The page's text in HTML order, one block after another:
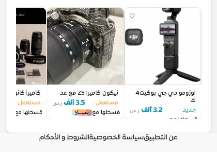
اوزومو دي جي بوكيت4
ك
جديد
3.2 ألف ر.س
قسطها مع
نيكون كاميرا Z5 مع عد
مستعمل
3.5 ألف ر.س
قسطها مع
كاميرا كانون
مستعمل
قسطها مع
عن التطبيقسياسة الخصوصيةالشروط و الأحكام